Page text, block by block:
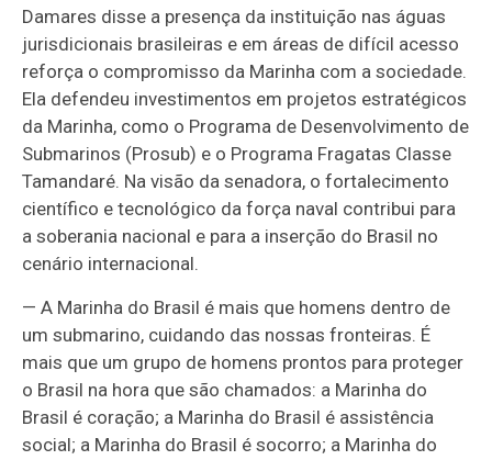
Damares disse a presença da instituição nas águas
jurisdicionais brasileiras e em áreas de difícil acesso
reforça o compromisso da Marinha com a sociedade.
Ela defendeu investimentos em projetos estratégicos
da Marinha, como o Programa de Desenvolvimento de
Submarinos (Prosub) e o Programa Fragatas Classe
Tamandaré. Na visão da senadora, o fortalecimento
científico e tecnológico da força naval contribui para
a soberania nacional e para a inserção do Brasil no
cenário internacional.
— A Marinha do Brasil é mais que homens dentro de
um submarino, cuidando das nossas fronteiras. É
mais que um grupo de homens prontos para proteger
o Brasil na hora que são chamados: a Marinha do
Brasil é coração; a Marinha do Brasil é assistência
social; a Marinha do Brasil é socorro; a Marinha do